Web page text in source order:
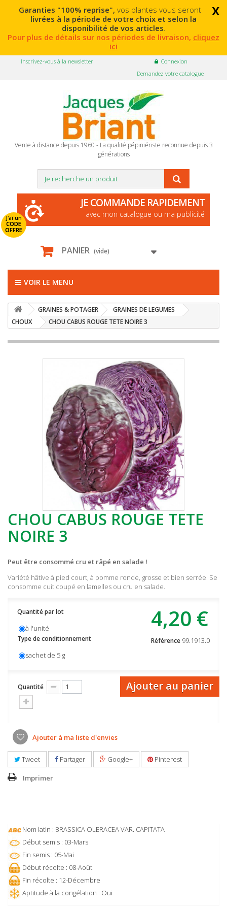
x
Garanties "100% reprise", vos plantes vous seront
livrées à la période de votre choix et selon la
disponibilité de vos articles.
Pour plus de détails sur nos périodes de livraison, cliquez
ici
Connexion
Inscrivez-vous à la newsletter
Demandez votre catalogue
Vente à distance depuis 1960 - La qualité pépiniériste reconnue depuis 3
générations
J'ai un
CODE
OFFRE
JE COMMANDE RAPIDEMENT
avec mon catalogue ou ma publicité
PANIER (vide)
VOIR LE MENU
GRAINES & POTAGER
GRAINES DE LEGUMES
CHOUX
CHOU CABUS ROUGE TETE NOIRE 3
CHOU CABUS ROUGE TETE
NOIRE 3
Peut être consommé cru et râpé en salade !
Variété hâtive à pied court, à pomme ronde, grosse et bien serrée. Se
consomme cuit coupé en lamelles ou cru en salade.
4,20 €
Référence 99.1913.0
Quantité par lot
à l'unité
Type de conditionnement
sachet de 5 g
Quantité Ajouter au panier
Ajouter à ma liste d'envies
Tweet Partager Google+ Pinterest
Imprimer
Nom latin : BRASSICA OLERACEA VAR. CAPITATA
Début semis : 03-Mars
Fin semis : 05-Mai
Début récolte : 08-Août
Fin récolte : 12-Décembre
Aptitude à la congélation : Oui